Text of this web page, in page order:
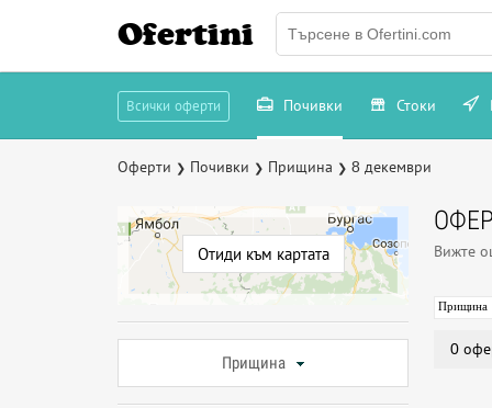
Ofertini
Всички оферти Почивки Стоки
Оферти ❯ Почивки ❯ Прищина ❯ 8 декември
Отиди към картата
Прищина
Вижте
Прищина
0